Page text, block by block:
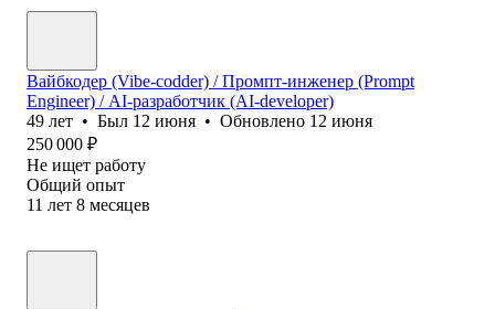
Вайбкодер (Vibe-codder) / Промпт-инженер (Prompt
Engineer) / AI-разработчик (AI-developer)
49 лет • Был 12 июня • Обновлено 12 июня
250 000 ₽
Не ищет работу
Общий опыт
11 лет 8 месяцев